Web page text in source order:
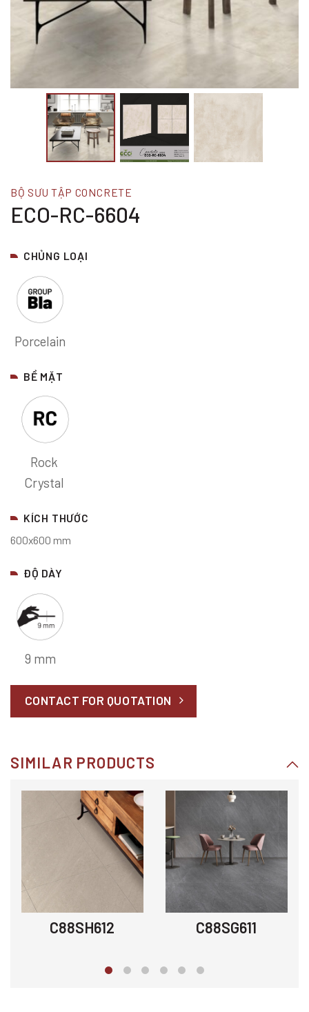
BỘ SƯU TẬP CONCRETE
ECO-RC-6604
CHỦNG LOẠI
Porcelain
BỀ MẶT
Rock
Crystal
KÍCH THƯỚC
600x600 mm
ĐỘ DÀY
9 mm
CONTACT FOR QUOTATION
SIMILAR PRODUCTS
C88SH612 C88SG611